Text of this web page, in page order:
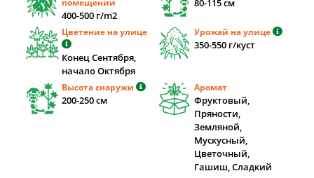
помещении
400-500 г/m2
80-115 cм
Цветение на улице
Конец Сентября,
начало Октября
Урожай на улице
350-550 г/куст
Высота снаружи
200-250 cм
Аромат
Фруктовый,
Пряности,
Земляной,
Мускусный,
Цветочный,
Гашиш, Сладкий